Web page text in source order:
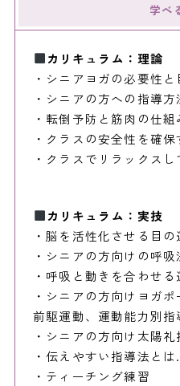
学べ
カリキュラム：理論
・シニアヨガの必要性と
・シニアの方への指導方
・転倒予防と筋肉の仕組
・クラスの安全性を確
・クラスでリラックス
カリキュラム：実技
・脳を活性化させる目の
・シニアの方向けの呼吸
・呼吸と動きを合わせる
・シニアの方向けヨガ
前駆運動、運動能力別
・シニアの方向け太陽礼
・伝えやすい指導法と
・ティーチング練習